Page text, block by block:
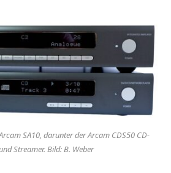
SA10, darunter der Arcam CDS50 CD-
Streamer. Bild: B. Weber